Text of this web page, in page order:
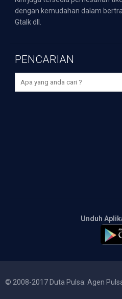
dengan kemudahan dalam
Gtalk dll.
PENCARIAN
Unduh
© 2008-2017 Duta Pulsa: Agen